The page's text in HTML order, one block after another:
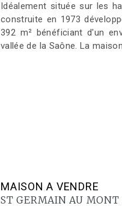
Idéalement située sur les
construite en 1973
392 m² bénéficiant d'un
vallée de la Saône. La
MAISON A VENDRE
ST GERMAIN AU MONT